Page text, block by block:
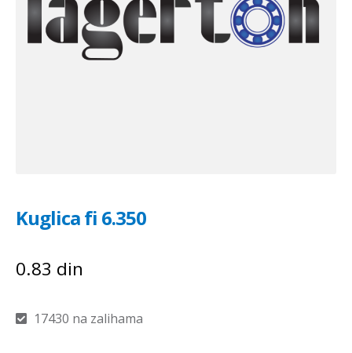
Kuglica fi 6.350
0.83 din
17430 na zalihama